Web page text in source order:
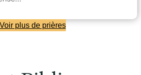
Voir plus de prières